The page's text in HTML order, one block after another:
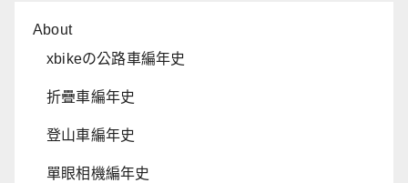
About
xbikeの公路車編年史
折疊車編年史
登山車編年史
單眼相機編年史